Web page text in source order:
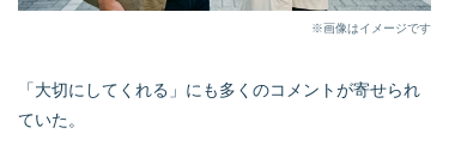
※画像はイメージです
「大切にしてくれる」にも多くのコメントが寄せられ
ていた。